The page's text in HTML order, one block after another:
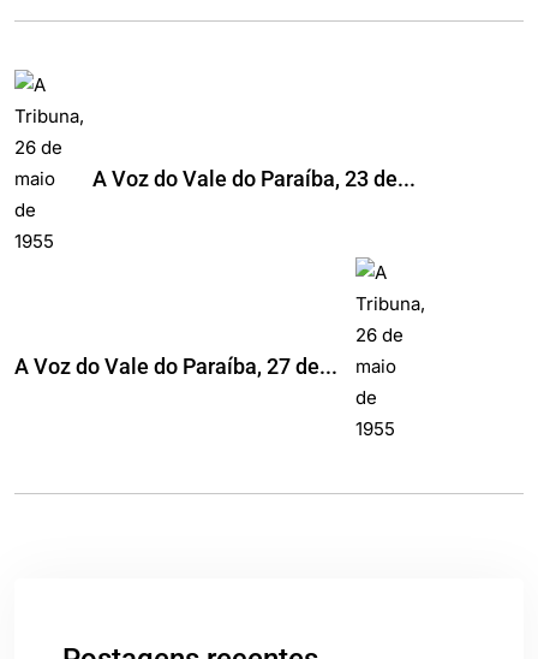
A Voz do Vale do Paraíba, 23 de...
A Voz do Vale do Paraíba, 27 de...